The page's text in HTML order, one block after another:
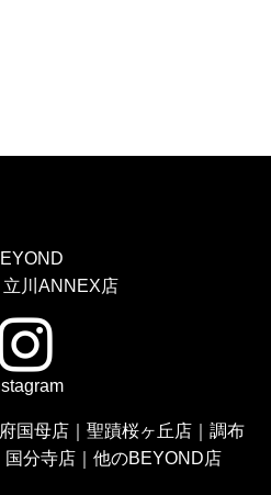
川ANNEX店
国母店 ｜ 聖蹟桜ヶ丘店 ｜ 調布
国分寺店｜ 他のBEYOND店